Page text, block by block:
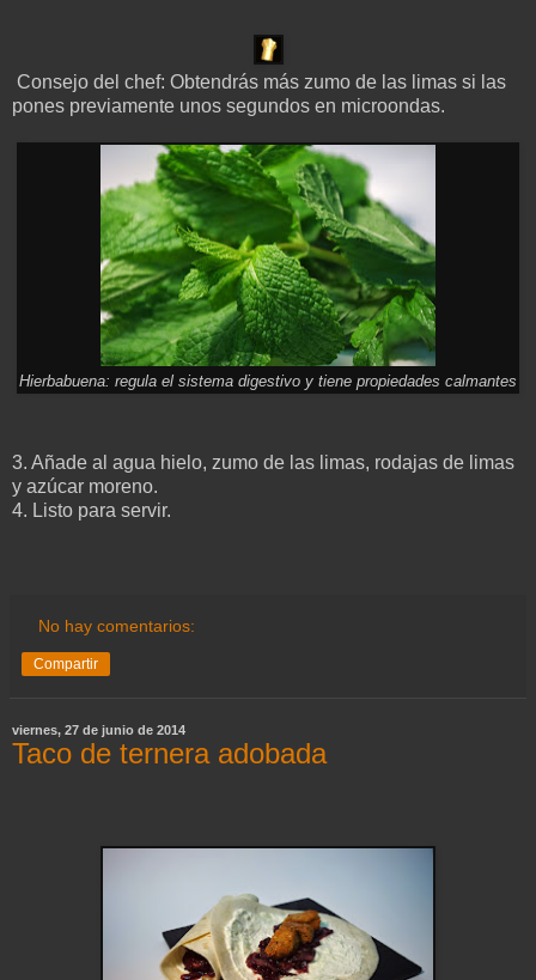
Consejo del chef: Obtendrás más zumo de las limas si las
pones previamente unos segundos en microondas.
Hierbabuena: regula el sistema digestivo y tiene propiedades calmantes
3. Añade al agua hielo, zumo de las limas, rodajas de limas
y azúcar moreno.
4. Listo para servir.
No hay comentarios:
Compartir
viernes, 27 de junio de 2014
Taco de ternera adobada